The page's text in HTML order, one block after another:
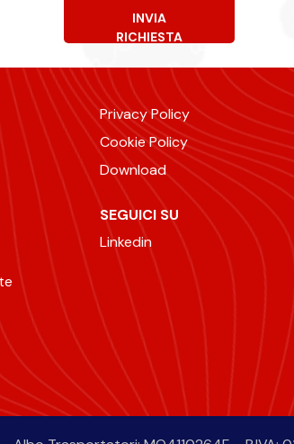
INVIA
RICHIESTA
Alternative:
Privacy Policy
Cookie Policy
Download
SEGUICI SU
Linkedin